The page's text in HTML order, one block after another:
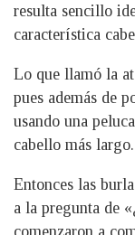
resulta sencillo
característica
Lo que llamó la
pues además de
usando una
cabello más largo.
Entonces las
a la pregunta de
comenzaron a